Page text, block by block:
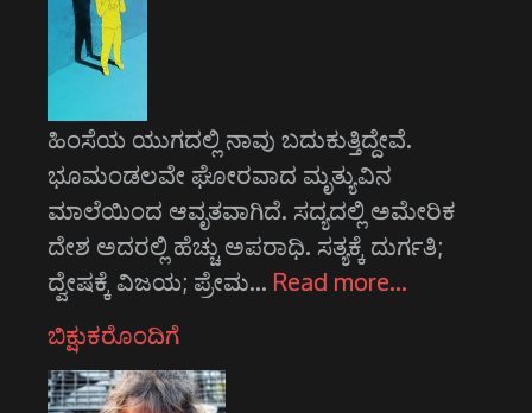
ಹಿಂಸೆಯ ಯುಗದಲ್ಲಿ ನಾವು ಬದುಕುತ್ತಿದ್ದೇವೆ.
ಭೂಮಂಡಲವೇ ಘೋರವಾದ ಮೃತ್ಯುವಿನ
ಮಾಲೆಯಿಂದ ಆವೃತವಾಗಿದೆ. ಸದ್ಯದಲ್ಲಿ ಅಮೇರಿಕ
ದೇಶ ಅದರಲ್ಲಿ ಹೆಚ್ಚು ಅಪರಾಧಿ. ಸತ್ಯಕ್ಕೆ ದುರ್ಗತಿ;
ದ್ವೇಷಕ್ಕೆ ವಿಜಯ; ಪ್ರೇಮ… Read more…
ಬಿಕ್ಷುಕರೊಂದಿಗೆ